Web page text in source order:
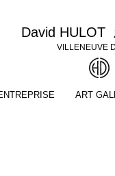
David HULOT
VILLENEUVE
ART